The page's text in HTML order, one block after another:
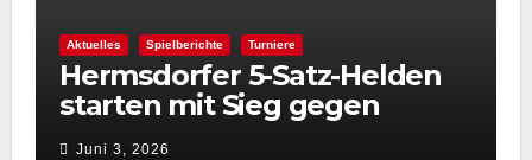
Aktuelles Spielberichte Turniere
Hermsdorfer 5-Satz-Helden
starten mit Sieg gegen
Spintastics in den STC 2026
Juni 3, 2026